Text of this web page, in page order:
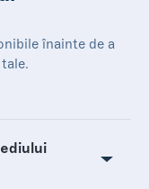
înainte de a